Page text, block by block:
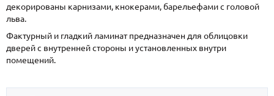
декорированы карнизами, кнокерами, барельефами с головой
льва.
Фактурный и гладкий ламинат предназначен для облицовки
дверей с внутренней стороны и установленных внутри
помещений.